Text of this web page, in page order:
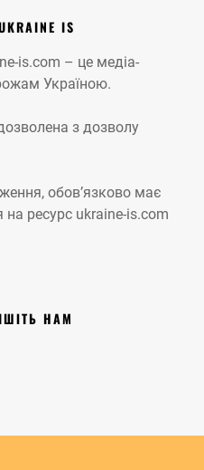
IS
is.com – це медіа-
Україною.
з дозволу
обов’язково має
на ресурс ukraine-is.com
НАМ